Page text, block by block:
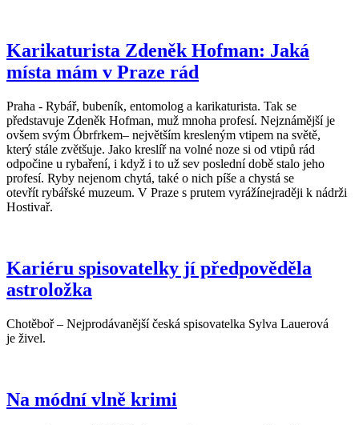
Karikaturista Zdeněk Hofman: Jaká
místa mám v Praze rád
Praha - Rybář, bubeník, entomolog a karikaturista. Tak se
představuje Zdeněk Hofman, muž mnoha profesí. Nejznámější je
ovšem svým Óbrfrkem– největším kresleným vtipem na světě,
který stále zvětšuje. Jako kreslíř na volné noze si od vtipů rád
odpočine u rybaření, i když i to už sev poslední době stalo jeho
profesí. Ryby nejenom chytá, také o nich píše a chystá se
otevřít rybářské muzeum. V Praze s prutem vyrážínejraději k nádrži
Hostivař.
Kariéru spisovatelky jí předpověděla
astroložka
Chotěboř – Nejprodávanější česká spisovatelka Sylva Lauerová
je živel.
Na módní vlně krimi